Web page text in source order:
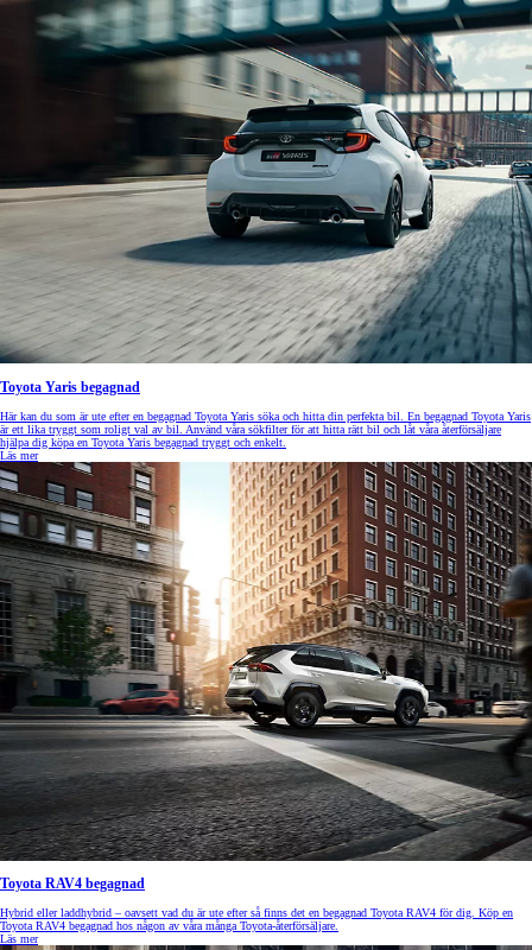
Toyota Yaris begagnad
Här kan du som är ute efter en begagnad Toyota Yaris söka och hitta din perfekta bil. En begagnad Toyota Yaris
är ett lika tryggt som roligt val av bil. Använd våra sökfilter för att hitta rätt bil och låt våra återförsäljare
hjälpa dig köpa en Toyota Yaris begagnad tryggt och enkelt.
Läs mer
Toyota RAV4 begagnad
Hybrid eller laddhybrid – oavsett vad du är ute efter så finns det en begagnad Toyota RAV4 för dig. Köp en
Toyota RAV4 begagnad hos någon av våra många Toyota-återförsäljare.
Läs mer